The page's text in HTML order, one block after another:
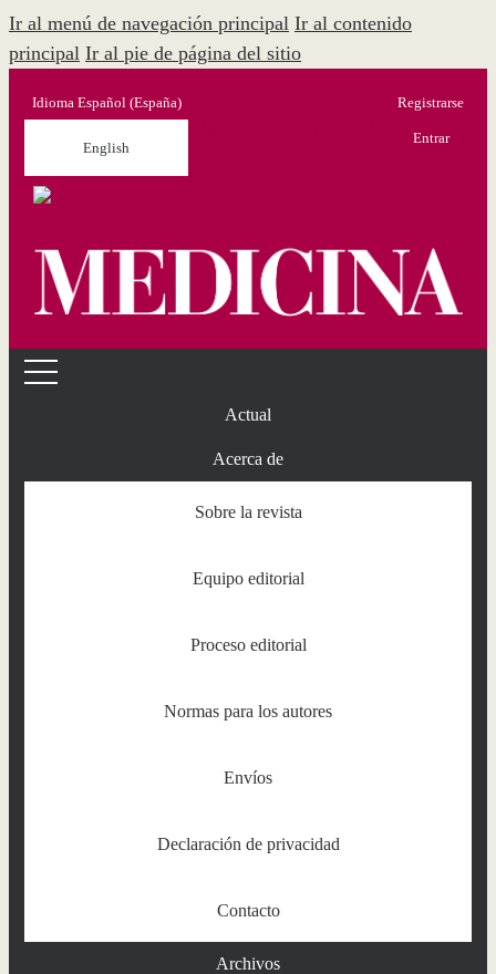
Ir al menú de navegación principal Ir al contenido
principal Ir al pie de página del sitio
Idioma Español (España)
English
Registrarse
Entrar
Actual
Acerca de
Sobre la revista
Equipo editorial
Proceso editorial
Normas para los autores
Envíos
Declaración de privacidad
Contacto
Archivos